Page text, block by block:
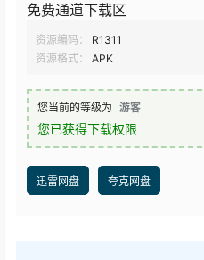
免费通道下载区
资源编码：
R1311
资源格式：
APK
您当前的等级为 游客
您已获得下载权限
迅雷网盘 夸克网盘